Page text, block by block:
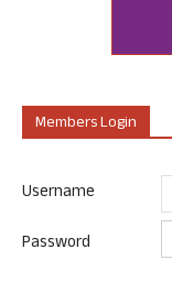
Members Login
Username
Password